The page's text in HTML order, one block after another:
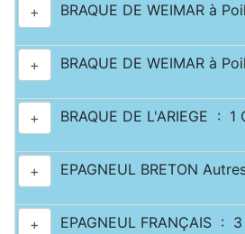
+ BRAQUE DE WEIMAR à
+ BRAQUE DE WEIMAR à
+ BRAQUE DE L'ARIEGE : 1
+ EPAGNEUL BRETON
+ EPAGNEUL FRANÇAIS :